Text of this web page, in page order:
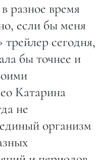
разное время
если бы меня
трейлер сегодня,
бы точнее и
Катарина
не
организм